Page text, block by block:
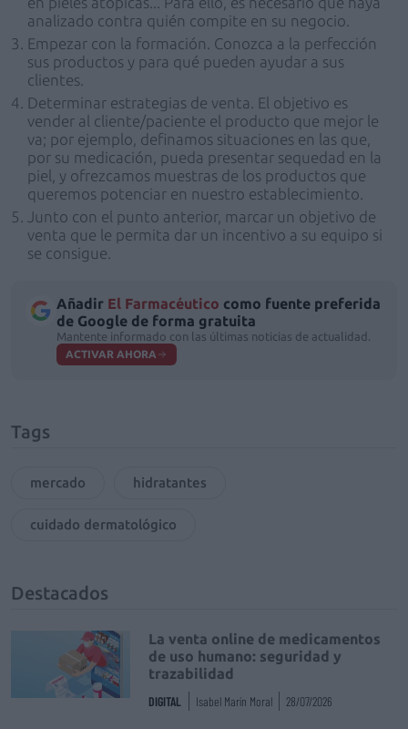
analizado contra quién compite en su negocio.
Empezar con la formación. Conozca a la perfección
sus productos y para qué pueden ayudar a sus
clientes.
Determinar estrategias de venta. El objetivo es
vender al cliente/paciente el producto que mejor le
va; por ejemplo, definamos situaciones en las que,
por su medicación, pueda presentar sequedad en la
piel, y ofrezcamos muestras de los productos que
queremos potenciar en nuestro establecimiento.
Junto con el punto anterior, marcar un objetivo de
venta que le permita dar un incentivo a su equipo si
se consigue.
Añadir El Farmacéutico como fuente preferida
de Google de forma gratuita
Mantente informado con las últimas noticias de actualidad.
ACTIVAR AHORA
Tags
mercado hidratantes
cuidado dermatológico
Destacados
La venta online de medicamentos
de uso humano: seguridad y
trazabilidad
DIGITAL Isabel Marín Moral 28/07/2026